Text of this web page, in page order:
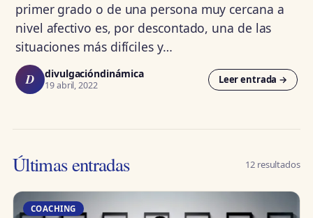
primer grado o de una persona muy cercana a
nivel afectivo es, por descontado, una de las
situaciones más difíciles y…
D
divulgacióndinámica
19 abril, 2022 Leer entrada →
Últimas entradas 12 resultados
COACHING